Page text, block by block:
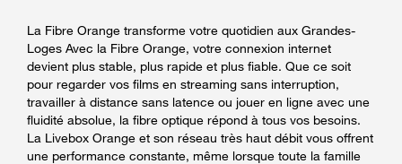
La Fibre Orange transforme votre quotidien aux Grandes-
Loges Avec la Fibre Orange, votre connexion internet
devient plus stable, plus rapide et plus fiable. Que ce soit
pour regarder vos films en streaming sans interruption,
travailler à distance sans latence ou jouer en ligne avec une
fluidité absolue, la fibre optique répond à tous vos besoins.
La Livebox Orange et son réseau très haut débit vous offrent
une performance constante, même lorsque toute la famille